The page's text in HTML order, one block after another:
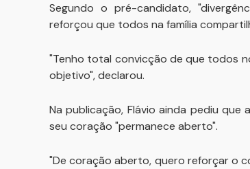
Segundo o pré-candidato,
reforçou que todos na família
"Tenho total convicção de que todos
objetivo", declarou.
Na publicação, Flávio ainda pediu
seu coração "permanece aberto".
"De coração aberto, quero reforçar o